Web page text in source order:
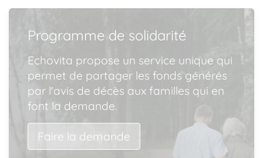
Programme de solidarité
Echovita propose un service unique qui
permet de partager les fonds générés
par l'avis de décès aux familles qui en
font la demande.
Faire la demande